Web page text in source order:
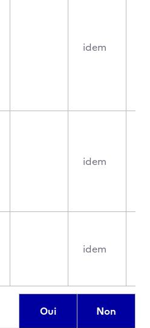
idem
idem
idem
Oui Non